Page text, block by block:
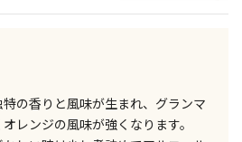
の香りと風味が生まれ、グランマ
レンジの風味が強くなります。